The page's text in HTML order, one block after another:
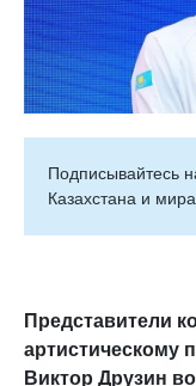
Подписывайтесь
Казахстана и мира
Представители
артистическому
Виктор Друзин